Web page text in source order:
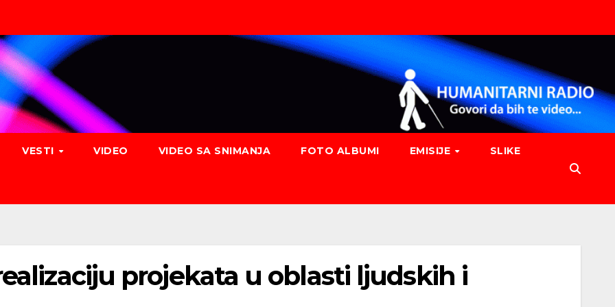
VESTI VIDEO VIDEO SA SNIMANJA FOTO ALBUMI EMISIJE SLIKE
projekata u oblasti ljudskih i